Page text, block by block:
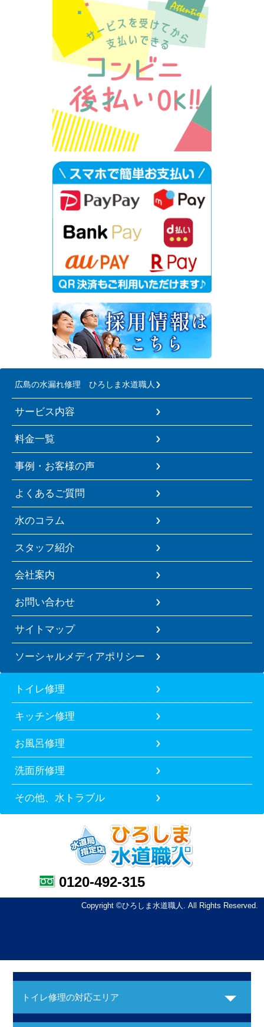
広島の水漏れ修理 ひろしま水道職人
サービス内容
料金一覧
事例・お客様の声
よくあるご質問
水のコラム
スタッフ紹介
会社案内
お問い合わせ
サイトマップ
ソーシャルメディアポリシー
トイレ修理
キッチン修理
お風呂修理
洗面所修理
その他、水トラブル
0120-492-315
Copyright ©ひろしま水道職人. All Rights Reserved.
トイレ修理の対応エリア